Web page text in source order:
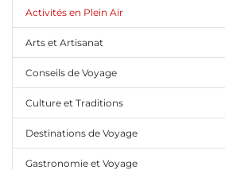
Activités en Plein Air
Arts et Artisanat
Conseils de Voyage
Culture et Traditions
Destinations de Voyage
Gastronomie et Voyage